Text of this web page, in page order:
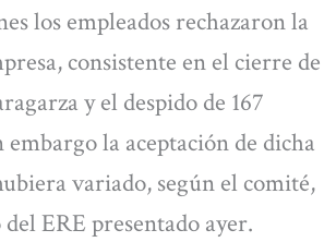
los empleados rechazaron la
consistente en el cierre de
y el despido de 167
embargo la aceptación de dicha
variado, según el comité,
ERE presentado ayer.